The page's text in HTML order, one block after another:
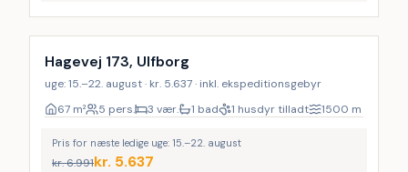
LAST MINUTE
Hagevej 173, Ulfborg
uge: 15.–22. august · kr. 5.637 · inkl. ekspeditionsgebyr
67 m² 5 pers. 3 vær. 1 bad 1 husdyr tilladt 1500 m
Pris for næste ledige uge: 15.–22. august
kr.6.991kr. 5.637